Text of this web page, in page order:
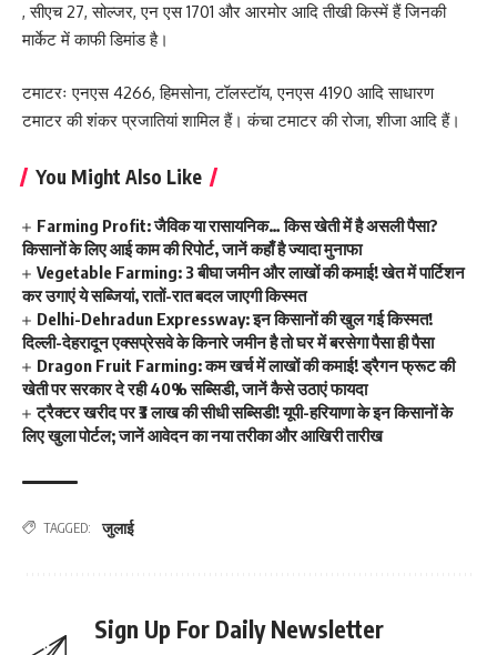
, सीएच 27, सोल्जर, एन एस 1701 और आरमोर आदि तीखी किस्में हैं जिनकी
मार्केट में काफी डिमांड है।
टमाटरः एनएस 4266, हिमसोना, टॉलस्टॉय, एनएस 4190 आदि साधारण
टमाटर की शंकर प्रजातियां शामिल हैं। कंचा टमाटर की रोजा, शीजा आदि हैं।
You Might Also Like
Farming Profit: जैविक या रासायनिक… किस खेती में है असली पैसा?
किसानों के लिए आई काम की रिपोर्ट, जानें कहाँ है ज्यादा मुनाफा
Vegetable Farming: 3 बीघा जमीन और लाखों की कमाई! खेत में पार्टिशन
कर उगाएं ये सब्जियां, रातों-रात बदल जाएगी किस्मत
Delhi-Dehradun Expressway: इन किसानों की खुल गई किस्मत!
दिल्ली-देहरादून एक्सप्रेसवे के किनारे जमीन है तो घर में बरसेगा पैसा ही पैसा
Dragon Fruit Farming: कम खर्च में लाखों की कमाई! ड्रैगन फ्रूट की
खेती पर सरकार दे रही 40% सब्सिडी, जानें कैसे उठाएं फायदा
ट्रैक्टर खरीद पर ₹3 लाख की सीधी सब्सिडी! यूपी-हरियाणा के इन किसानों के
लिए खुला पोर्टल; जानें आवेदन का नया तरीका और आखिरी तारीख
TAGGED: जुलाई
Sign Up For Daily Newsletter